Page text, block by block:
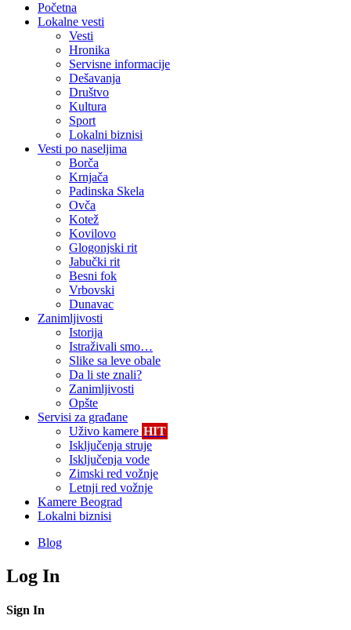
Početna
Lokalne vesti
Vesti
Hronika
Servisne informacije
Dešavanja
Društvo
Kultura
Sport
Lokalni biznisi
Vesti po naseljima
Borča
Krnjača
Padinska Skela
Ovča
Kotež
Kovilovo
Glogonjski rit
Jabučki rit
Besni fok
Vrbovski
Dunavac
Zanimljivosti
Istorija
Istraživali smo…
Slike sa leve obale
Da li ste znali?
Zanimljivosti
Opšte
Servisi za građane
Uživo kamere HIT
Isključenja struje
Isključenja vode
Zimski red vožnje
Letnji red vožnje
Kamere Beograd
Lokalni biznisi
Blog
Log In
Sign In